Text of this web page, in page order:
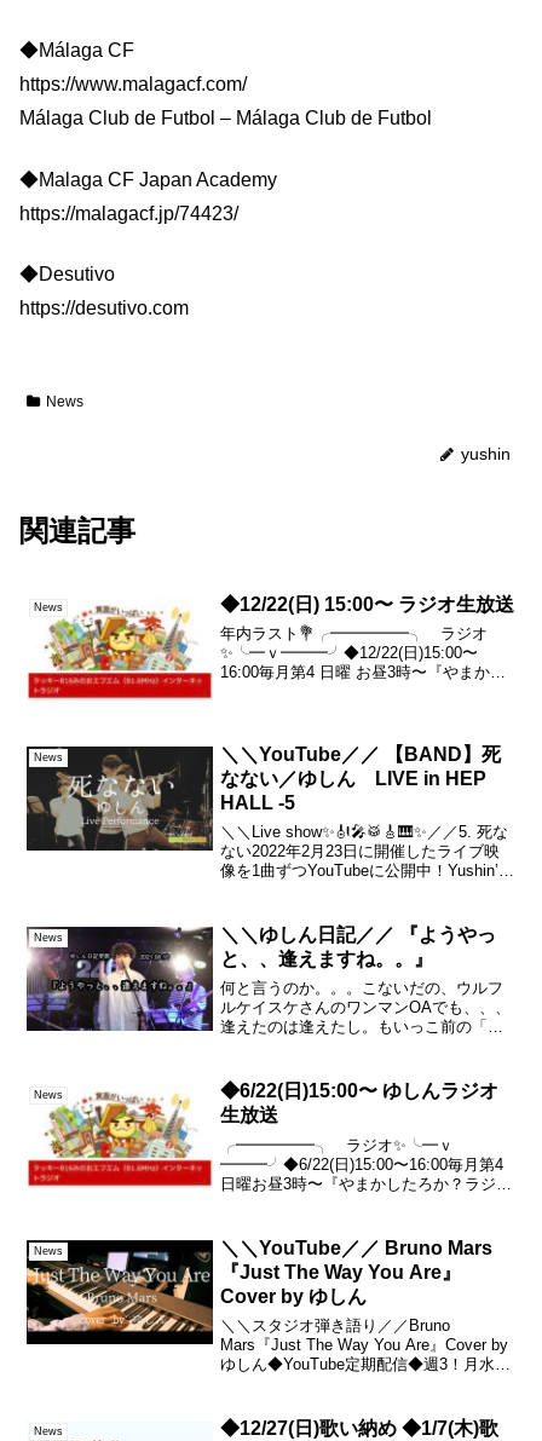
◆Málaga CF
https://www.malagacf.com/
Málaga Club de Futbol – Málaga Club de Futbol
◆Malaga CF Japan Academy
https://malagacf.jp/74423/
◆Desutivo
https://desutivo.com
News
yushin
関連記事
News ◆12/22(日) 15:00〜 ラジオ生放送
年内ラスト💐╭━━━━━╮ ラジオ
✨╰━ｖ━━━╯◆12/22(日)15:00〜
16:00毎月第4 日曜 お昼3時〜『やまかし
News
＼＼YouTube／／ 【BAND】死
なない／ゆしん LIVE in HEP
HALL -5
＼＼Live show✨🎻🎤🥁🎸🎹✨／／5. 死な
ない2022年2月23日に開催したライブ映
像を1曲ずつYouTubeに公開中！Yushin’s
イト...
News
＼＼ゆしん日記／／ 『ようやっ
と、、逢えますね。。』
何と言うのか。。。こないだの、ウルフ
ルケイスケさんのワンマンOAでも、、、
逢えたのは逢えたし。もいっこ前の「ゆ
って、配信を否定する気は全くないし。
素晴らしい事だと思うん...
News
◆6/22(日)15:00〜 ゆしんラジオ
生放送
╭━━━━━╮ ラジオ✨╰━ｖ
━━━╯◆6/22(日)15:00〜16:00毎月第4
日曜お昼3時〜『やまかしたろか？ラジ
▼6/22(日)22:00～6/23(月)15:...
News
＼＼YouTube／／ Bruno Mars
『Just The Way You Are』
Cover by ゆしん
＼＼スタジオ弾き語り／／Bruno
Mars『Just The Way You Are』Cover by
ゆしん◆YouTube定期配信◆週3！月水土
News
◆12/27(日)歌い納め ◆1/7(木)歌